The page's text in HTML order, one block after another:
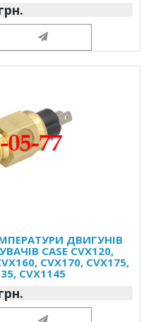
ДВИГУНІВ
CASE CVX120,
CVX170, CVX175,
CVX1145